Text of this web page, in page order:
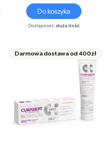
Do koszyka
Dostępność:duża ilość